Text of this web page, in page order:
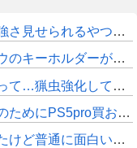
られるやつ一番すき
ーが100円で売ってて草
取って… よし、戦うぞ」←これ
たら転売価格ばかりじゃねーか
普通に面白いじゃん